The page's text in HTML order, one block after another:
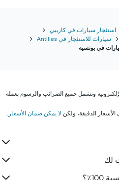
استئجار سيارات في كاريبي
سيارات للاستئجار في Antilles
في بونسيه
وتشمل جميع الضرائب والرسوم بعملة
لا يمكن ضمان الأسعار
لك